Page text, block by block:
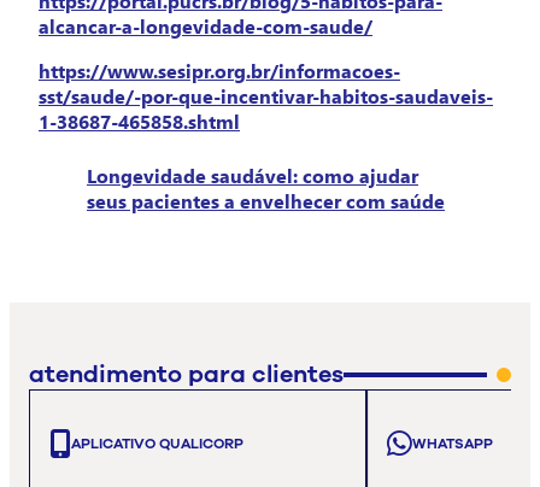
alcancar-a-longevidade-com-saude/
https://www.sesipr.org.br/informacoes-
sst/saude/-por-que-incentivar-habitos-saudaveis-
1-38687-465858.shtml
Longevidade saudável: como ajudar
seus pacientes a envelhecer com saúde
atendimento para clientes
APLICATIVO QUALICORP WHATSAPP